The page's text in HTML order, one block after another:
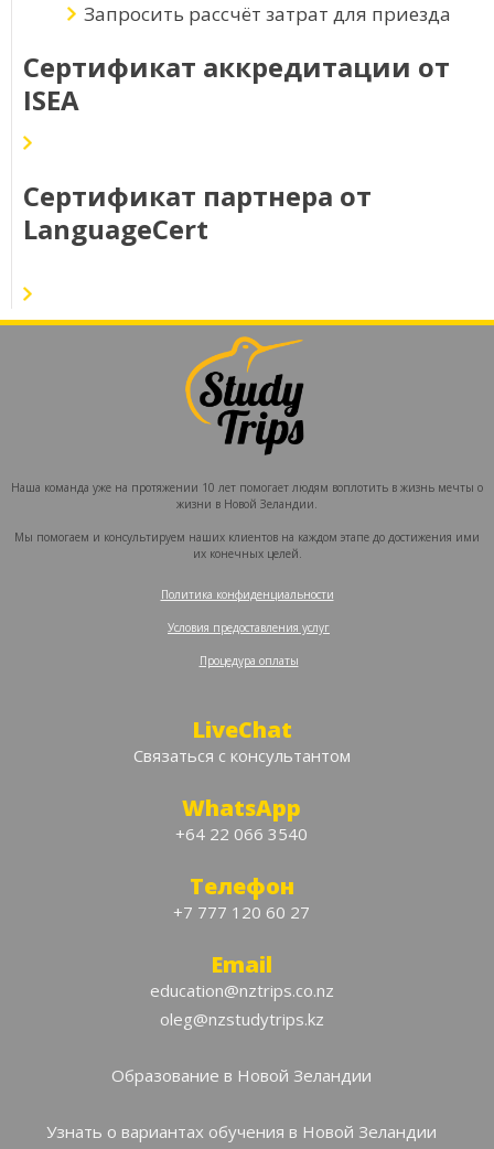
Запросить рассчёт затрат для приезда
Сертификат аккредитации от
ISEA
Сертификат партнера от
LanguageCert
Наша команда уже на протяжении 10 лет помогает людям воплотить в жизнь мечты о
жизни в Новой Зеландии.
Мы помогаем и консультируем наших клиентов на каждом этапе до достижения ими
их конечных целей.
Политика конфиденциальности
Условия предоставления услуг
Процедура оплаты
LiveChat
Связаться с консультантом
WhatsApp
+64 22 066 3540
Телефон
+7 777 120 60 27
Email
education@nztrips.co.nz
oleg@nzstudytrips.kz
Образование в Новой Зеландии
Узнать о вариантах обучения в Новой Зеландии